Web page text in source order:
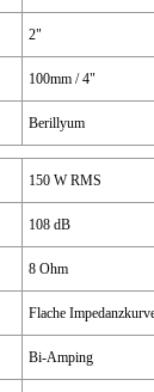
2"
100mm / 4"
Berillyum
150 W RMS
108 dB
8 Ohm
Flache
Bi-Amping